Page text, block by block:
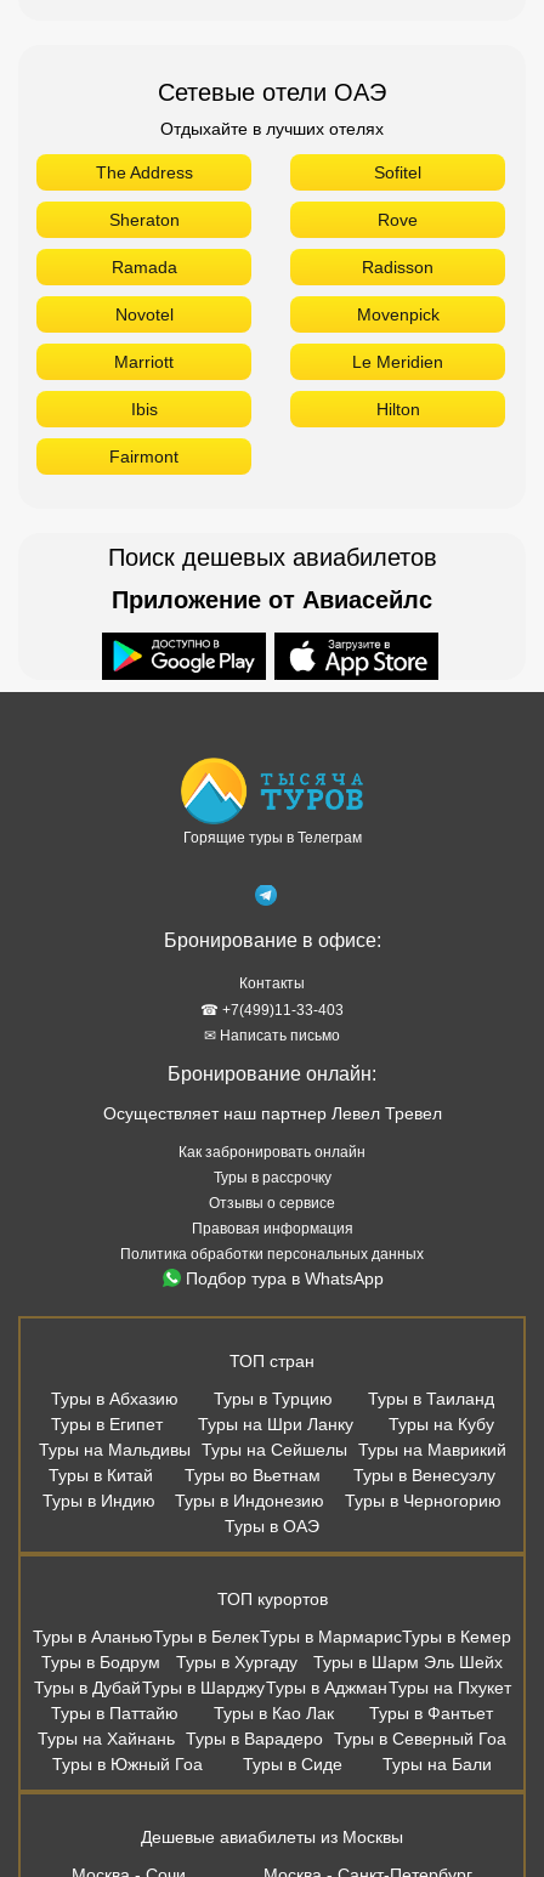
Сетевые отели ОАЭ
Отдыхайте в лучших отелях
The Address Sofitel
Sheraton Rove
Ramada Radisson
Novotel Movenpick
Marriott Le Meridien
Ibis Hilton
Fairmont
Поиск дешевых авиабилетов
Приложение от Авиасейлс
Горящие туры в Телеграм
Бронирование в офисе:
Контакты
☎ +7(499)11-33-403
✉ Написать письмо
Бронирование онлайн:
Осуществляет наш партнер Левел Тревел
Как забронировать онлайн
Туры в рассрочку
Отзывы о сервисе
Правовая информация
Политика обработки персональных данных
Подбор тура в WhatsApp
ТОП стран
Туры в Абхазию
Туры в Турцию
Туры в Таиланд
Туры в Египет
Туры на Шри Ланку
Туры на Кубу
Туры на Мальдивы
Туры на Сейшелы
Туры на Маврикий
Туры в Китай
Туры во Вьетнам
Туры в Венесуэлу
Туры в Индию
Туры в Индонезию
Туры в Черногорию
Туры в ОАЭ
ТОП курортов
Туры в АланьюТуры в БелекТуры в МармарисТуры в Кемер
Туры в Бодрум
Туры в Хургаду
Туры в Шарм Эль Шейх
Туры в ДубайТуры в ШарджуТуры в АджманТуры на Пхукет
Туры в Паттайю
Туры в Као Лак
Туры в Фантьет
Туры на Хайнань Туры в Варадеро Туры в Северный Гоа
Туры в Южный Гоа
Туры в Сиде Туры на Бали
Дешевые авиабилеты из Москвы